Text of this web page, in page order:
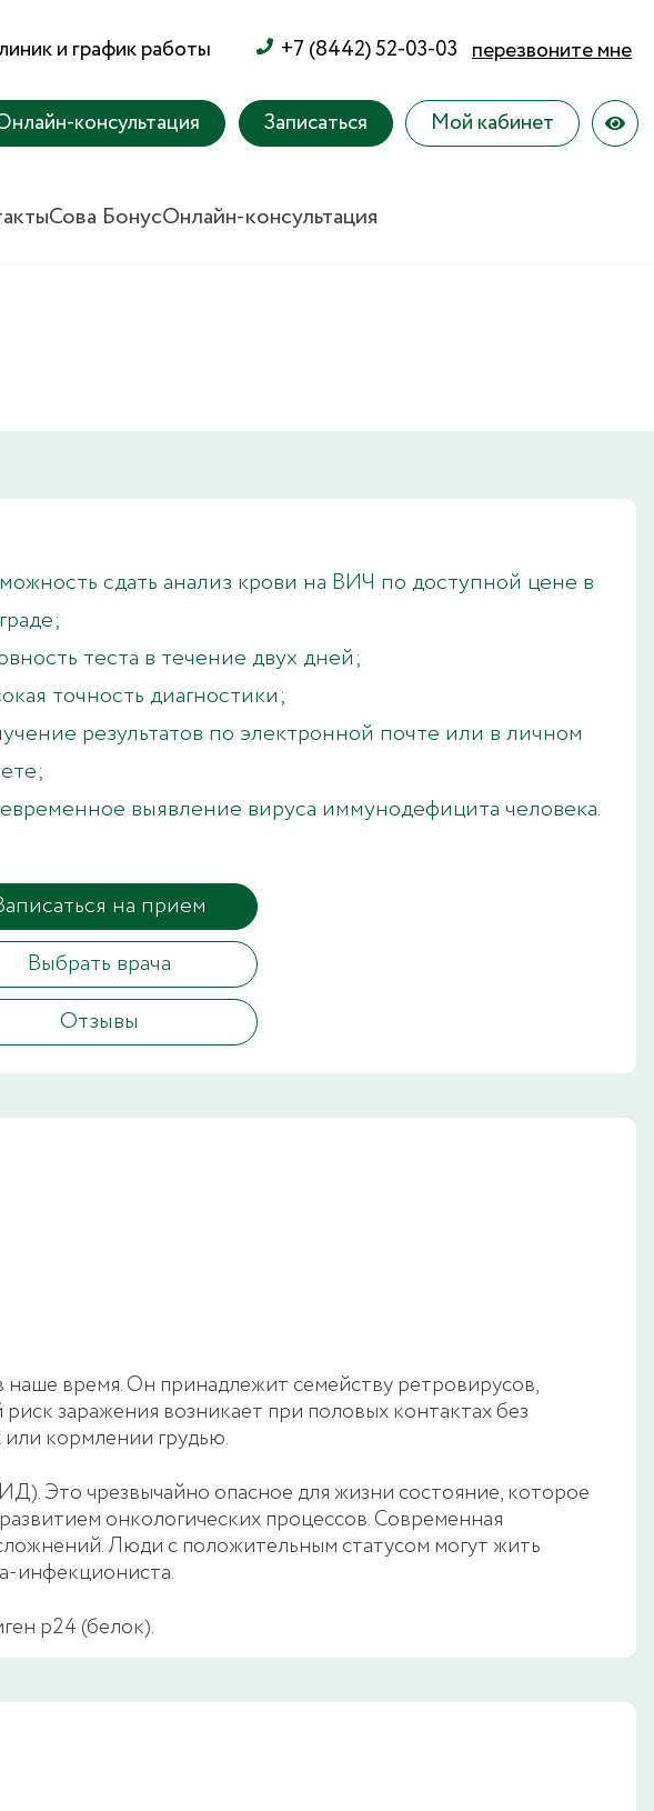
и график работы +7 (8442) 52-03-03 перезвоните мне
консультация Записаться Мой кабинет
Сова БонусОнлайн-консультация
сдать анализ крови на ВИЧ по доступной цене в
теста в течение двух дней;
точность диагностики;
результатов по электронной почте или в личном
выявление вируса иммунодефицита человека.
на прием
Выбрать врача
Отзывы
время. Он принадлежит семейству ретровирусов,
заражения возникает при половых контактах без
кормлении грудью.
Это чрезвычайно опасное для жизни состояние, которое
онкологических процессов. Современная
Люди с положительным статусом могут жить
инфекциониста.
р24 (белок).